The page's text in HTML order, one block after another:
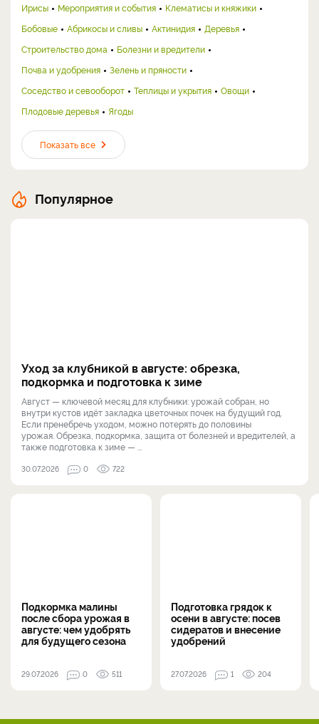
Ирисы
Мероприятия и события
Клематисы и княжики
Бобовые
Абрикосы и сливы Актинидия
Деревья
Строительство дома
Болезни и вредители
Почва и удобрения
Зелень и пряности
Соседство и севооборот
Теплицы и укрытия
Овощи
Плодовые деревья
Ягоды
Показать все
Популярное
Уход за клубникой в августе: обрезка,
подкормка и подготовка к зиме
Август — ключевой месяц для клубники: урожай собран, но
внутри кустов идёт закладка цветочных почек на будущий год.
Если пренебречь уходом, можно потерять до половины
урожая. Обрезка, подкормка, защита от болезней и вредителей, а
также подготовка к зиме — ...
30.07.2026 0 722
Подкормка малины
после сбора урожая в
августе: чем удобрять
для будущего сезона
29.07.2026 0 511
Подготовка грядок к
осени в августе: посев
сидератов и внесение
удобрений
27.07.2026 1 204